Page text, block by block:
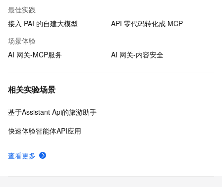
最佳实践
接入 PAI 的自建大模型
API 零代码转化成 MCP
场景体验
AI 网关-MCP服务
AI 网关-内容安全
相关实验场景
基于Assistant Api的旅游助手
快速体验智能体API应用
查看更多